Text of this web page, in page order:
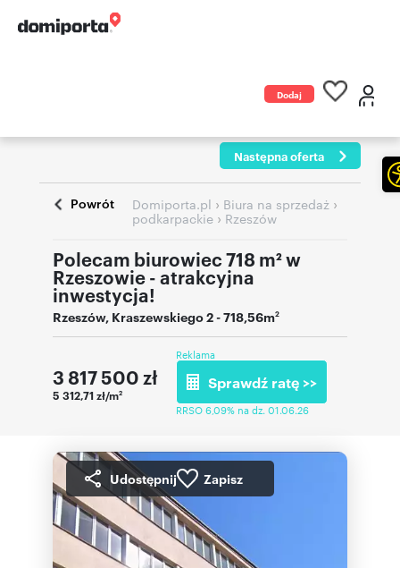
Dodaj
Następna oferta
Powrót Domiporta.pl › Biura na sprzedaż ›
podkarpackie › Rzeszów
Polecam biurowiec 718 m² w
Rzeszowie - atrakcyjna
inwestycja!
Rzeszów, Kraszewskiego 2- 718,56m2
3 817 500 zł
5 312,71 zł/m2
Reklama
Sprawdź ratę >>
RRSO 6,09% na dz. 01.06.26
Udostępnij Zapisz